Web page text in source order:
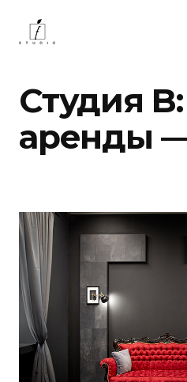
Студия
аренды